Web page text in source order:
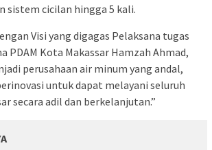
sistem cicilan hingga 5 kali.
Visi yang digagas Pelaksana tugas
PDAM Kota Makassar Hamzah Ahmad,
perusahaan air minum yang andal,
untuk dapat melayani seluruh
secara adil dan berkelanjutan.”